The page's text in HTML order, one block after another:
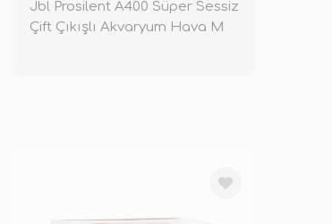
Jbl Prosilent A400 Süper Sessiz
Çift Çıkışlı Akvaryum Hava M